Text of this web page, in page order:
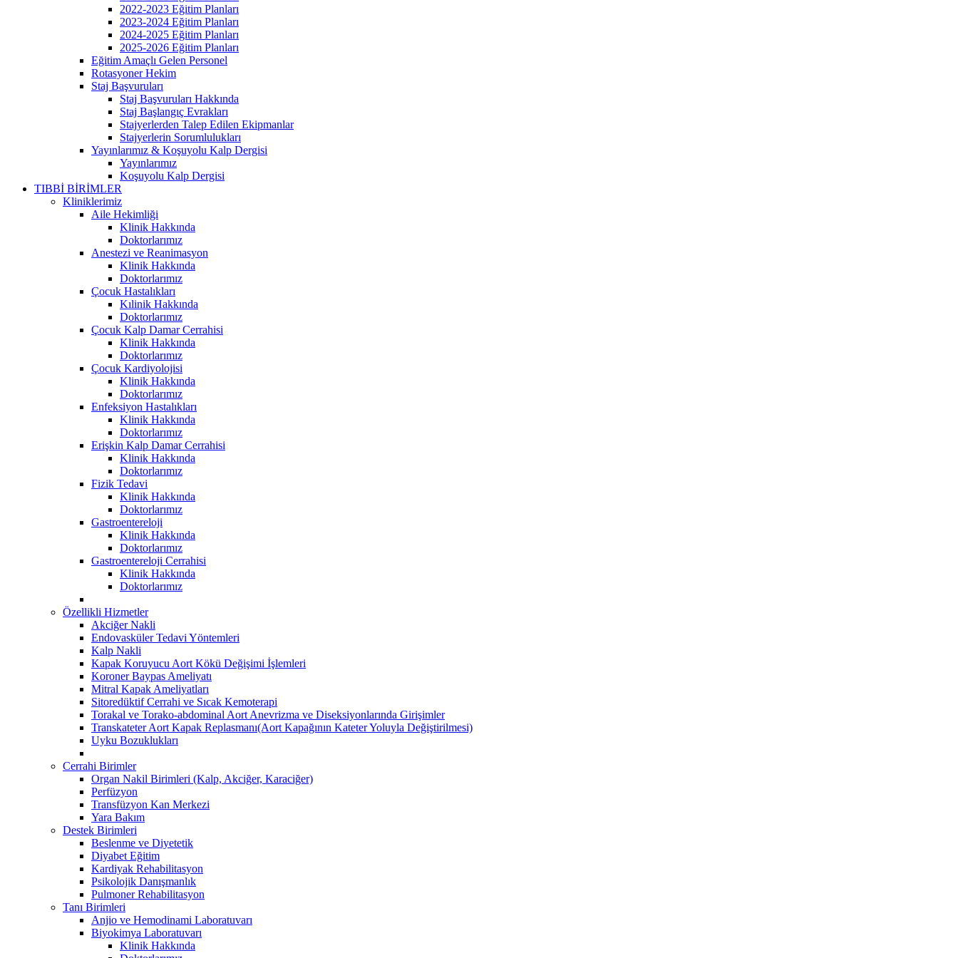
2022-2023 Eğitim Planları
2023-2024 Eğitim Planları
2024-2025 Eğitim Planları
2025-2026 Eğitim Planları
Eğitim Amaçlı Gelen Personel
Rotasyoner Hekim
Staj Başvuruları
Staj Başvuruları Hakkında
Staj Başlangıç Evrakları
Stajyerlerden Talep Edilen Ekipmanlar
Stajyerlerin Sorumlulukları
Yayınlarımız & Koşuyolu Kalp Dergisi
Yayınlarımız
Koşuyolu Kalp Dergisi
TIBBİ BİRİMLER
Kliniklerimiz
Aile Hekimliği
Klinik Hakkında
Doktorlarımız
Anestezi ve Reanimasyon
Klinik Hakkında
Doktorlarımız
Çocuk Hastalıkları
Kılinik Hakkında
Doktorlarımız
Çocuk Kalp Damar Cerrahisi
Klinik Hakkında
Doktorlarımız
Çocuk Kardiyolojisi
Klinik Hakkında
Doktorlarımız
Enfeksiyon Hastalıkları
Klinik Hakkında
Doktorlarımız
Erişkin Kalp Damar Cerrahisi
Klinik Hakkında
Doktorlarımız
Fizik Tedavi
Klinik Hakkında
Doktorlarımız
Gastroentereloji
Klinik Hakkında
Doktorlarımız
Gastroentereloji Cerrahisi
Klinik Hakkında
Doktorlarımız
Özellikli Hizmetler
Akciğer Nakli
Endovasküler Tedavi Yöntemleri
Kalp Nakli
Kapak Koruyucu Aort Kökü Değişimi İşlemleri
Koroner Baypas Ameliyatı
Mitral Kapak Ameliyatları
Sitoredüktif Cerrahi ve Sıcak Kemoterapi
Torakal ve Torako-abdominal Aort Anevrizma ve Diseksiyonlarında Girişimler
Transkateter Aort Kapak Replasmanı(Aort Kapağının Kateter Yoluyla Değiştirilmesi)
Uyku Bozuklukları
Cerrahi Birimler
Organ Nakil Birimleri (Kalp, Akciğer, Karaciğer)
Perfüzyon
Transfüzyon Kan Merkezi
Yara Bakım
Destek Birimleri
Beslenme ve Diyetetik
Diyabet Eğitim
Kardiyak Rehabilitasyon
Psikolojik Danışmanlık
Pulmoner Rehabilitasyon
Tanı Birimleri
Anjio ve Hemodinami Laboratuvarı
Biyokimya Laboratuvarı
Klinik Hakkında